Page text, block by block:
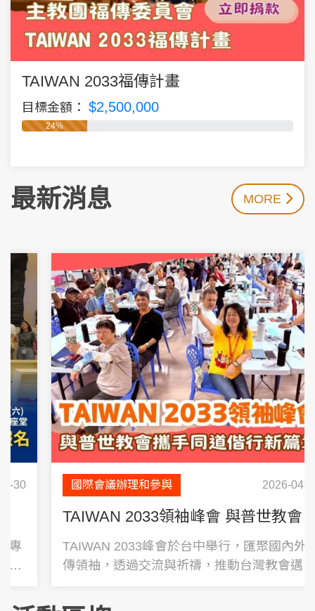
TAIWAN 2033福傳計畫
目標金額： $2,500,000
24%
最新消息 MORE
國際會議辦理和參與 2026-04-21
TAIWAN 2033領袖峰會 與普世教會攜手同道偕行新篇章
TAIWAN 2033峰會於台中舉行，匯聚國內外福
傳領袖，透過交流與祈禱，推動台灣教會邁向